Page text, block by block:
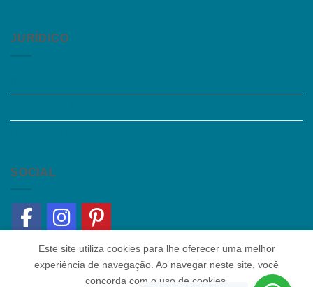
JURÍDICO
SOCIAL
Este site utiliza cookies para lhe oferecer uma melhor
experiência de navegação. Ao navegar neste site, você
concorda com o uso de cookies.